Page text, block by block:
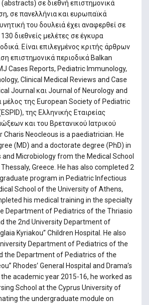
σε διεθνή επιστημονικά
σε πανελλήνια και ευρωπαϊκά
του δουλειά έχει αναφερθεί σε
διεθνείς μελέτες σε έγκυρα
Είναι επιλεγμένος κριτής άρθρων
επιστημονικά περιοδικά Balkan
Cases Reports, Pediatric Immunology,
Clinical Medical Reviews and Case
Journal και Journal of Neurology and
μέλος της European Society of Pediatric
της Ελληνικής Εταιρείας
και του Βρετανικού Ιατρικού
Charis Neocleous is a paediatrician. He
(MD) and a doctorate degree (PhD) in
and Microbiology from the Medical School
Greece. He has also completed 2
program in Pediatric Infectious
School of the University of Athens,
his medical training in the specialty
Department of Pediatrics of the Thriasio
the 2nd University Department of
Kyriakou” Children Hospital. He also
Department of Pediatrics of the
the Department of Pediatrics of the
Rhodes’ General Hospital and Drama’s
the academic year 2015-16, he worked as
School at the Cyprus University of
the undergraduate module on